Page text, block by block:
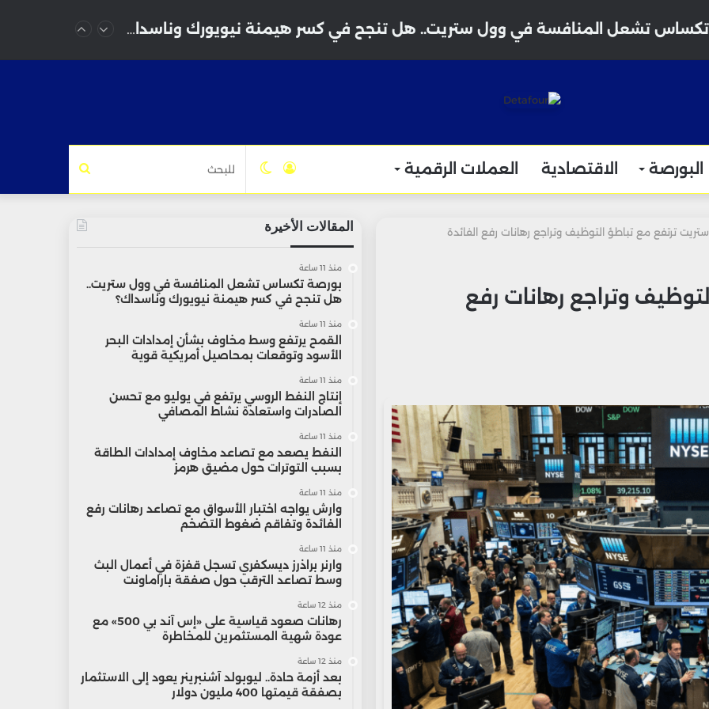
البورصة الاقتصادية العملات الرقمية للبحث الوضعتسجيل
ترتفع مع تباطؤ التوظيف وتراجع رهانات رفع الفائدة
وتراجع رهانات رفع
المقالات الأخيرة
منذ 11 ساعة
بورصة تكساس تشعل المنافسة في وول ستريت..
هل تنجح في كسر هيمنة نيويورك وناسداك؟
منذ 11 ساعة
القمح يرتفع وسط مخاوف بشأن إمدادات البحر
الأسود وتوقعات بمحاصيل أمريكية قوية
منذ 11 ساعة
إنتاج النفط الروسي يرتفع في يوليو مع تحسن
الصادرات واستعادة نشاط المصافي
منذ 11 ساعة
النفط يصعد مع تصاعد مخاوف إمدادات الطاقة
بسبب التوترات حول مضيق هرمز
منذ 11 ساعة
وارش يواجه اختبار الأسواق مع تصاعد رهانات رفع
الفائدة وتفاقم ضغوط التضخم
منذ 11 ساعة
وارنر براذرز ديسكفري تسجل قفزة في أعمال البث
وسط تصاعد الترقب حول صفقة باراماونت
منذ 12 ساعة
رهانات صعود قياسية على «إس آند بي 500» مع
عودة شهية المستثمرين للمخاطرة
منذ 12 ساعة
بعد أزمة حادة.. ليوبولد آشنبرينر يعود إلى الاستثمار
بصفقة قيمتها 400 مليون دولار